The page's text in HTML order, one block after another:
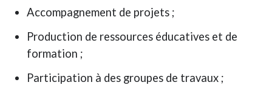
Accompagnement de projets ;
Production de ressources éducatives et de
formation ;
Participation à des groupes de travaux ;